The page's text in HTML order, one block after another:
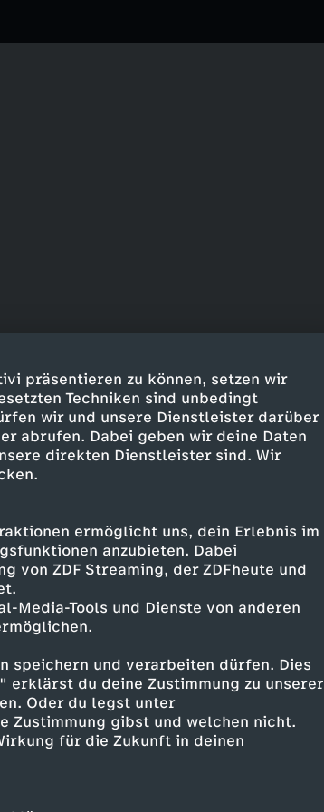
präsentieren zu können, setzen wir
Techniken sind unbedingt
wir und unsere Dienstleister darüber
abrufen. Dabei geben wir deine Daten
direkten Dienstleister sind. Wir
ermöglicht uns, dein Erlebnis im
anzubieten. Dabei
von ZDF Streaming, der ZDFheute und
Media-Tools und Dienste von anderen
speichern und verarbeiten dürfen. Dies
du deine Zustimmung zu unserer
Oder du legst unter
Zustimmung gibst und welchen nicht.
für die Zukunft in deinen
parlament